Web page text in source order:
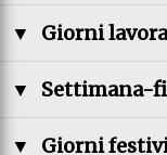
▼ Giorni
▼ Settimana-
▼ Giorni